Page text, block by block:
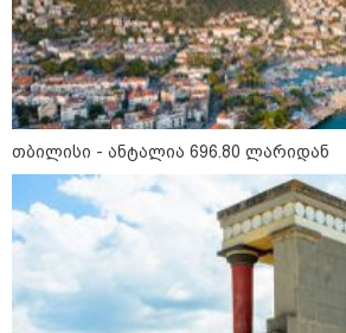
11:36 / 08-08-2026
თბილისი - ანტალია 696.80 ლარიდან